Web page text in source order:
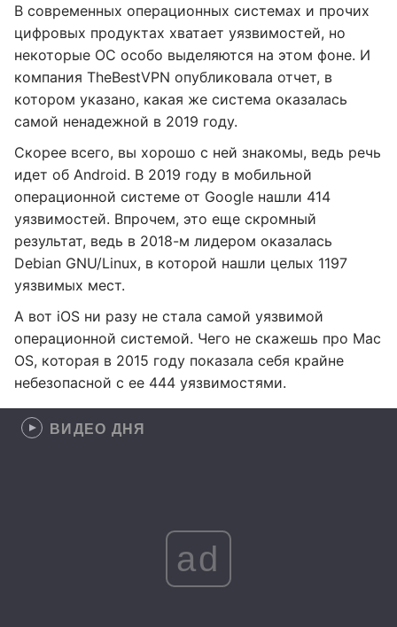
В современных операционных системах и прочих
цифровых продуктах хватает уязвимостей, но
некоторые ОС особо выделяются на этом фоне. И
компания TheBestVPN опубликовала отчет, в
котором указано, какая же система оказалась
самой ненадежной в 2019 году.
Скорее всего, вы хорошо с ней знакомы, ведь речь
идет об Android. В 2019 году в мобильной
операционной системе от Google нашли 414
уязвимостей. Впрочем, это еще скромный
результат, ведь в 2018-м лидером оказалась
Debian GNU/Linux, в которой нашли целых 1197
уязвимых мест.
А вот iOS ни разу не стала самой уязвимой
операционной системой. Чего не скажешь про Mac
OS, которая в 2015 году показала себя крайне
небезопасной с ее 444 уязвимостями.
ВИДЕО ДНЯ
ad